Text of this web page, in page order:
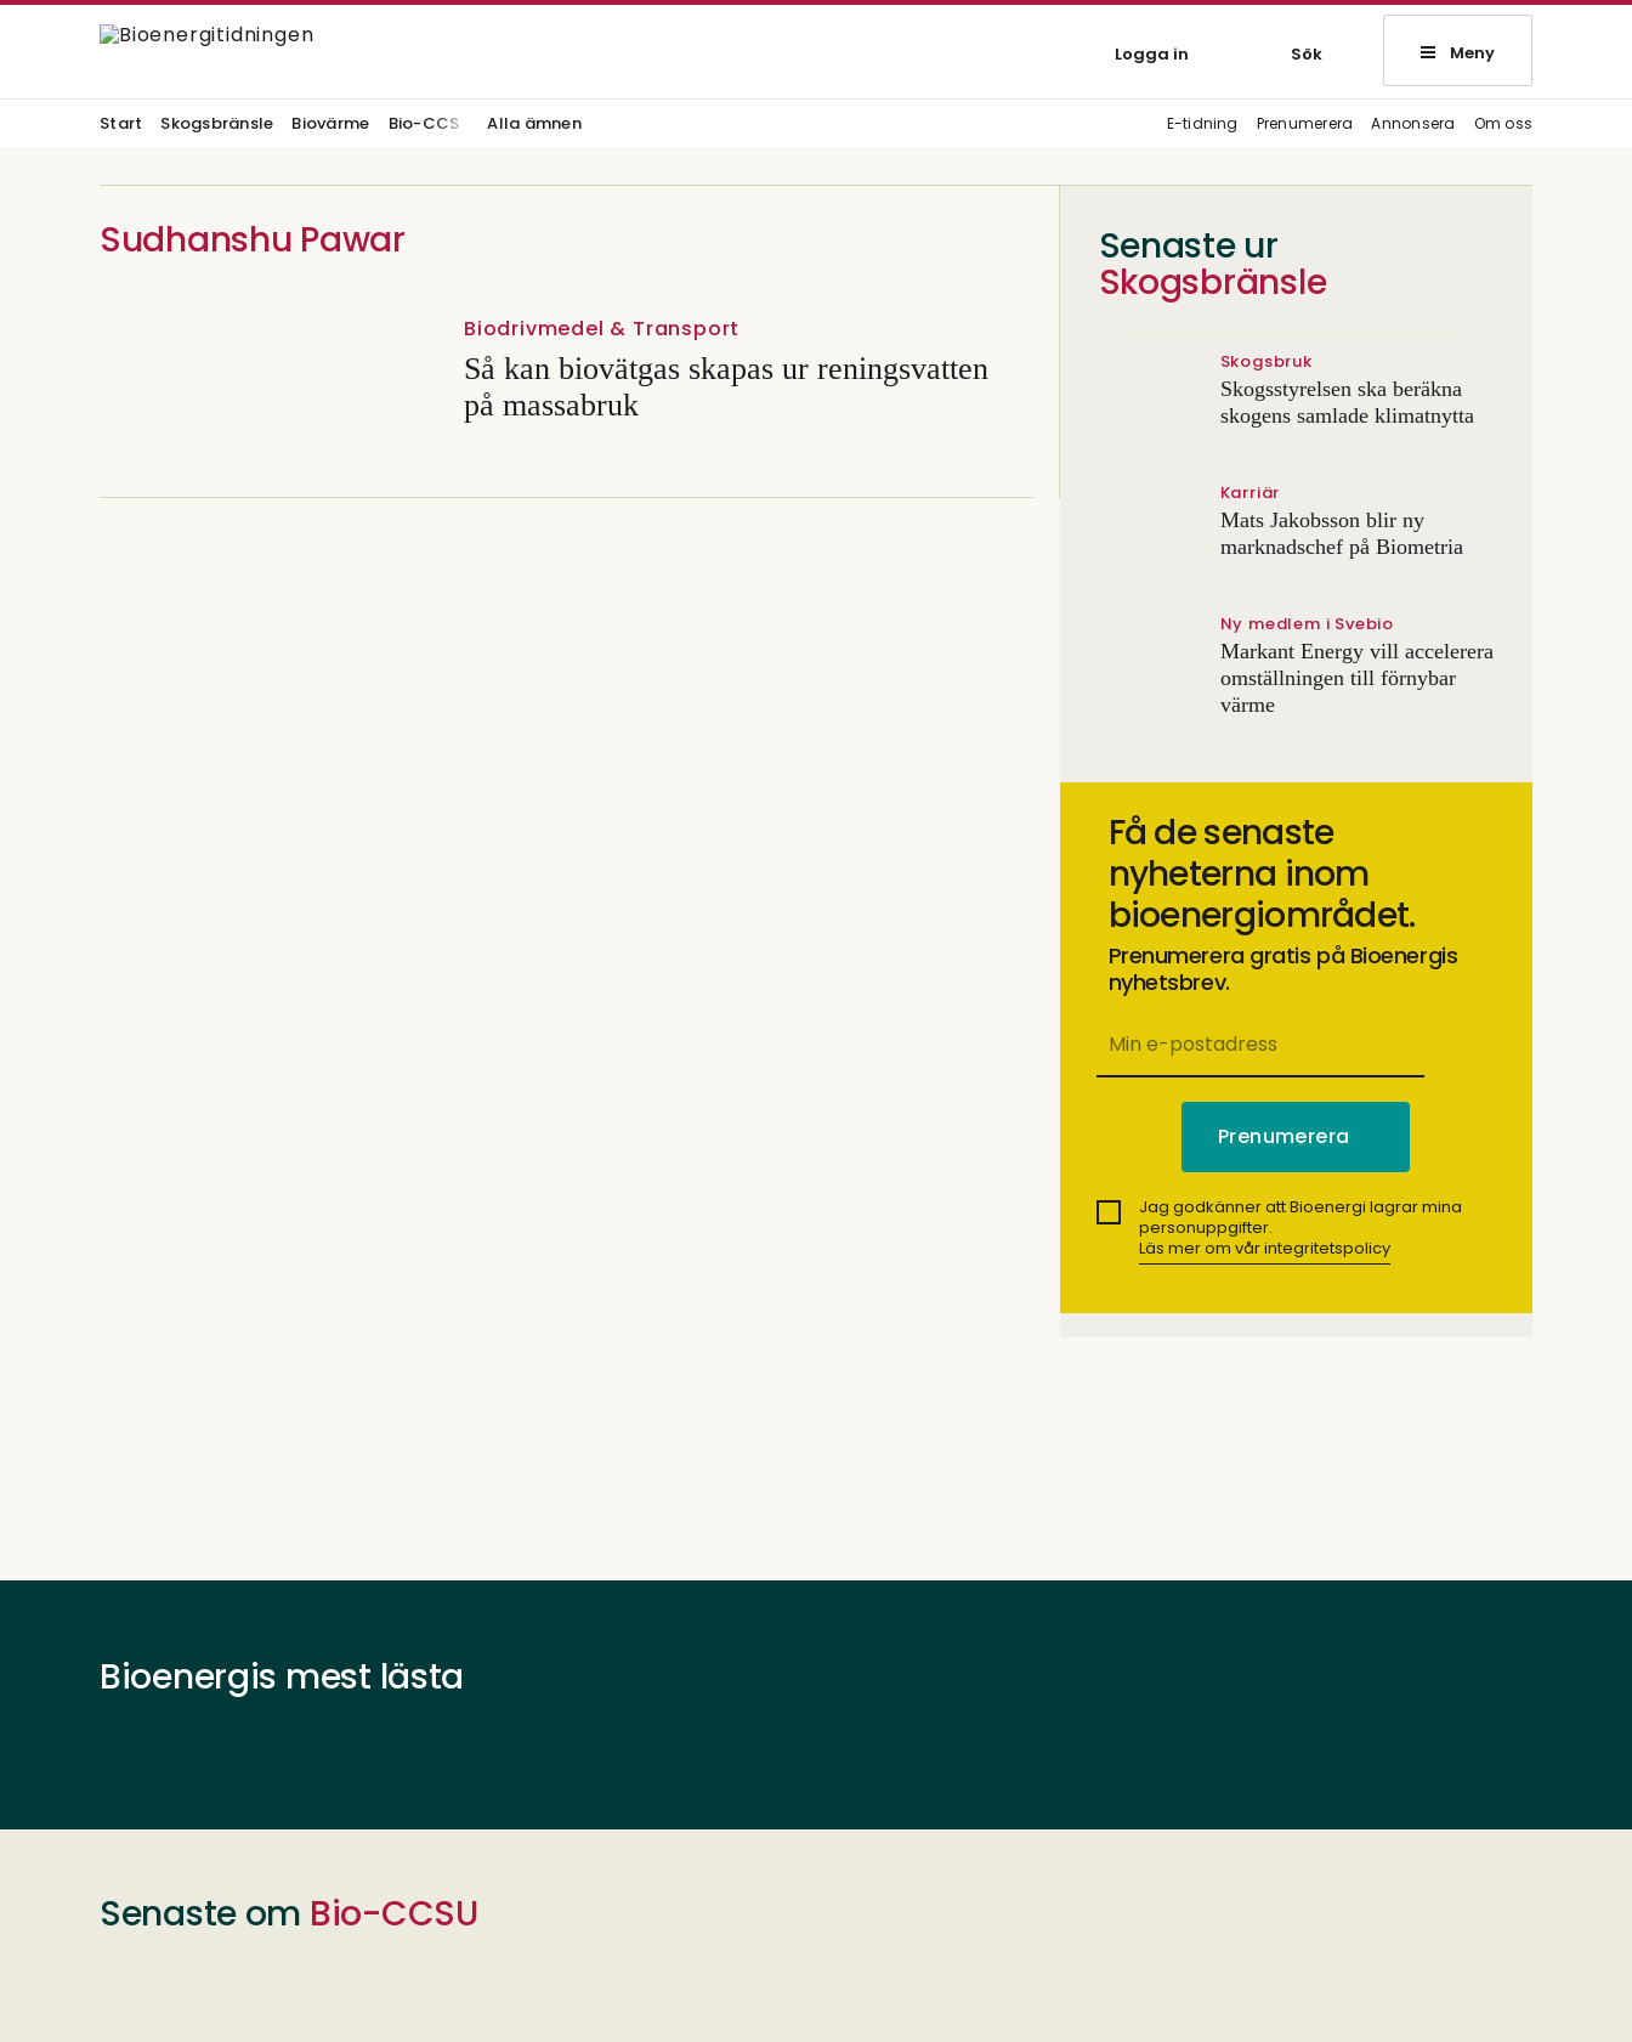
Logga in Sök Meny
Start Skogsbränsle Biovärme Bio-CCS Alla ämnen E-tidning Prenumerera Annonsera Om oss
Sudhanshu Pawar
Biodrivmedel & Transport
Så kan biovätgas skapas ur reningsvatten
på massabruk
Senaste ur
Skogsbränsle
Skogsbruk
Skogsstyrelsen ska beräkna
skogens samlade klimatnytta
Karriär
Mats Jakobsson blir ny
marknadschef på Biometria
Ny medlem i Svebio
Markant Energy vill accelerera
omställningen till förnybar
värme
Få de senaste
nyheterna inom
bioenergiområdet.
Prenumerera gratis på Bioenergis
nyhetsbrev.
Jag godkänner att Bioenergi lagrar mina
personuppgifter.
Läs mer om vår integritetspolicy
Bioenergis mest lästa
Senaste om Bio-CCSU